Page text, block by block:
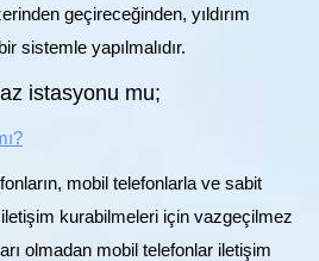
geçireceğinden, yıldırım
sistemle yapılmalıdır.
istasyonu mu;
mobil telefonlarla ve sabit
kurabilmeleri için vazgeçilmez
olmadan mobil telefonlar iletişim